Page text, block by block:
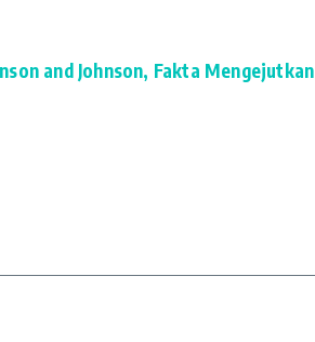
and Johnson, Fakta Mengejutkan